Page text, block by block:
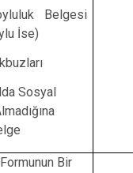
Belgesi
İse)
Sosyal
Bir